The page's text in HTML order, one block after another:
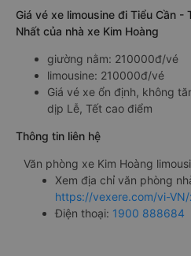
Giá vé xe limousine đi Tiểu Cần -
Nhất của nhà xe Kim Hoàng
giường nằm: 210000đ/vé
limousine: 210000đ/vé
Giá vé xe ổn định, không
dịp Lễ, Tết cao điểm
Thông tin liên hệ
Văn phòng xe Kim Hoàng
Xem địa chỉ văn phòng
https://vexere.com/vi-
Điện thoại: 1900 888684